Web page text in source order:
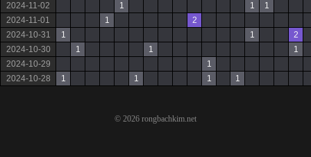
2024-11-02
1 1
1
2024-11-01
1
2
2024-10-31
1 1
2
2024-10-30
1 1
1
2024-10-29
1
2024-10-28
1 1 1 1
© 2026 rongbachkim.net